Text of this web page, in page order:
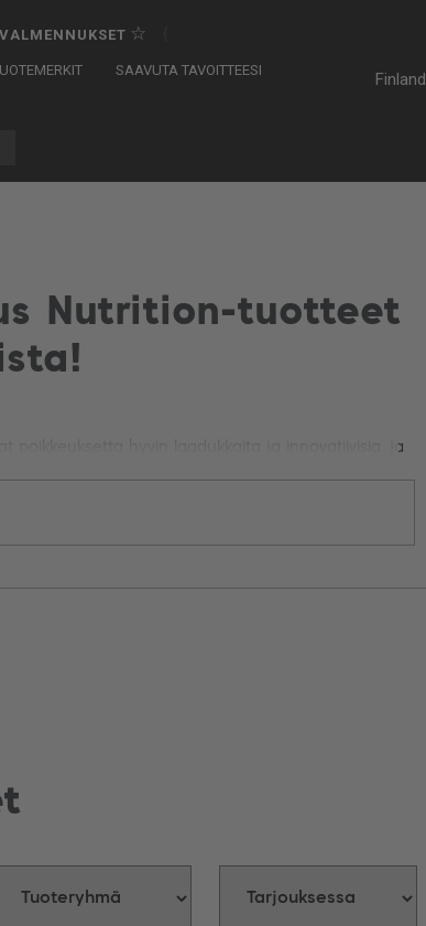
VALMENNUKSET ☆
SAAVUTA TAVOITTEESI Finland
Nutrition-tuotteet
poikkeuksetta hyvin laadukkaita ja innovatiivisia, ja